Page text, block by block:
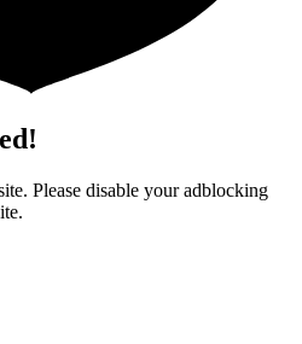
Please disable your adblocking